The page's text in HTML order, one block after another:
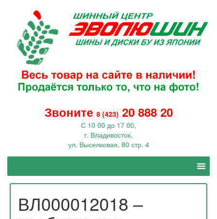
Звоните 8 (423) 20 888 20
С 10 00 до 17 00,
г. Владивосток,
ул. Выселковая, 80 стр. 4
ВЛ000012018 –